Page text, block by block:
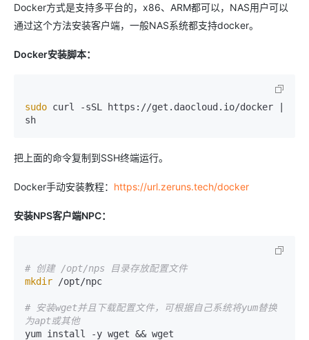
Docker方式是支持多平台的，x86、ARM都可以，NAS用户可以
通过这个方法安装客户端，一般NAS系统都支持docker。
Docker安装脚本：
sudo curl -sSL https://get.daocloud.io/docker |
sh
把上面的命令复制到SSH终端运行。
Docker手动安装教程： https://url.zeruns.tech/docker
安装NPS客户端NPC：
# 创建 /opt/nps 目录存放配置文件
mkdir /opt/npc
# 安装wget并且下载配置文件，可根据自己系统将yum替换
为apt或其他
yum install -y wget && wget